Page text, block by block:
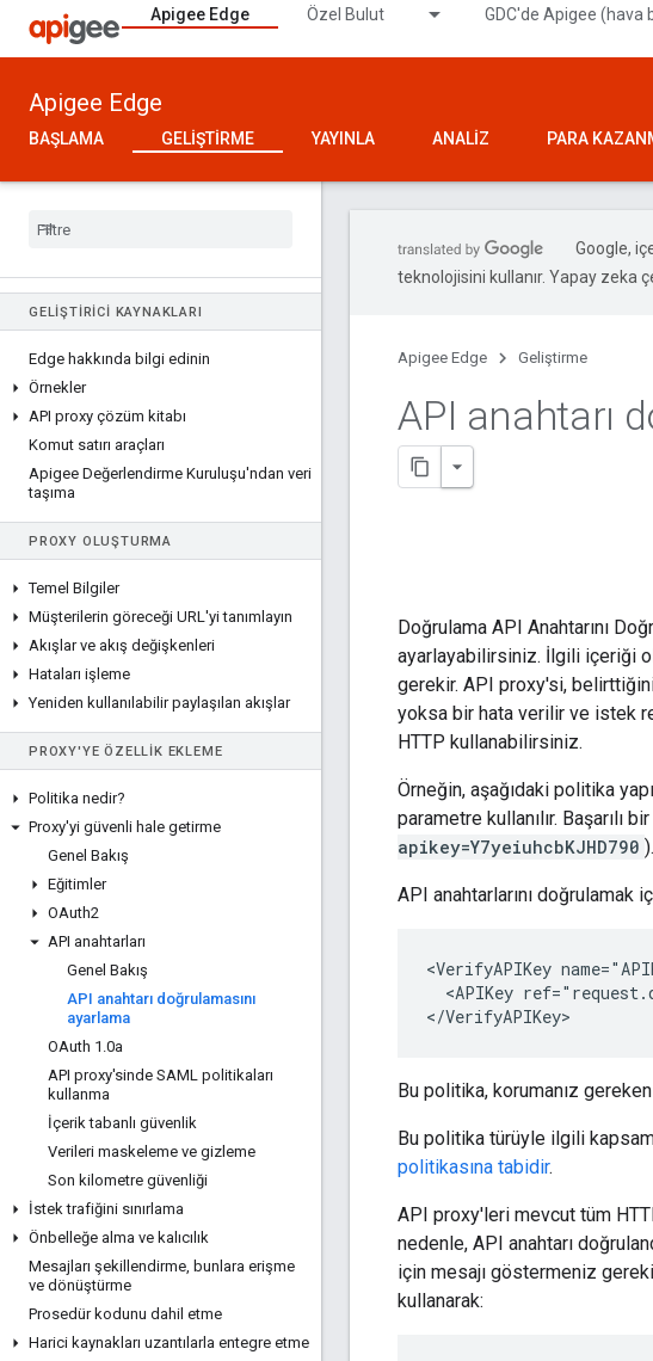
Apigee Edge Özel Bulut GDC'de Apigee (hava
Apigee Edge
BAŞLAMA GELIŞTIRME YAYINLA ANALIZ PARA
GELIŞTIRICI KAYNAKLARI
Edge hakkında bilgi edinin
Örnekler
API proxy çözüm kitabı
Komut satırı araçları
Apigee Değerlendirme Kuruluşu'ndan veri
taşıma
PROXY OLUŞTURMA
Temel Bilgiler
Müşterilerin göreceği URL'yi tanımlayın
Akışlar ve akış değişkenleri
Hataları işleme
Yeniden kullanılabilir paylaşılan akışlar
PROXY'YE ÖZELLIK EKLEME
Politika nedir?
Proxy'yi güvenli hale getirme
Genel Bakış
Eğitimler
OAuth2
API anahtarları
Genel Bakış
API anahtarı doğrulamasını
ayarlama
OAuth 1 .0a
API proxy'sinde SAML politikaları
kullanma
İçerik tabanlı güvenlik
Verileri maskeleme ve gizleme
Son kilometre güvenliği
İstek trafiğini sınırlama
Önbelleğe alma ve kalıcılık
Mesajları şekillendirme, bunlara erişme
ve dönüştürme
Prosedür kodunu dahil etme
Harici kaynakları uzantılarla entegre etme
Google,
teknolojisini kullanır. Yapay zeka
Apigee Edge Geliştirme
API anahtarı
Doğrulama API Anahtarını
ayarlayabilirsiniz. İlgili içeriği
gerekir. API proxy'si,
yoksa bir hata verilir ve istek
HTTP kullanabilirsiniz.
Örneğin, aşağıdaki politika
parametre kullanılır. Başarılı
apikey=Y7yeiuhcbKJHD790 ).
API anahtarlarını doğrulamak
<VerifyAPIKey
<APIKey
</VerifyAPIKey>
Bu politika, korumanız
Bu politika türüyle ilgili
politikasına tabidir.
API proxy'leri mevcut tüm
nedenle, API anahtarı
için mesajı göstermeniz
kullanarak: